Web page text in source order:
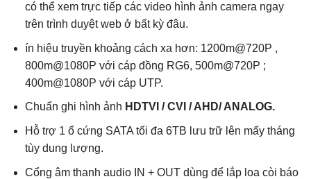
có thể xem trực tiếp các video hình ảnh camera ngay
trên trình duyệt web ở bất kỳ đâu.
ín hiệu truyền khoảng cách xa hơn: 1200m@720P ,
800m@1080P với cáp đồng RG6, 500m@720P ;
400m@1080P với cáp UTP.
Chuẩn ghi hình ảnh HDTVI / CVI / AHD/ ANALOG.
Hỗ trợ 1 ổ cứng SATA tối đa 6TB lưu trữ lên mấy tháng
tùy dung lượng.
Cổng âm thanh audio IN + OUT dùng để lắp loa còi báo